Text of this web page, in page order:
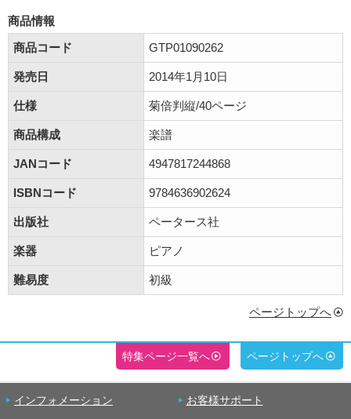
商品情報
商品コード
GTP01090262
発売日 2014年1月10日
仕様 菊倍判縦/40ページ
商品構成 楽譜
JANコード 4947817244868
ISBNコード 9784636902624
出版社 ペータース社
楽器 ピアノ
難易度 初級
ページトップへ
特集ページ一覧へ ページトップへ
インフォメーション お客様サポート